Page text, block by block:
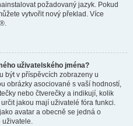
požadovaný jazyk. Pokud
vytvořit nový překlad. Více
®.
uživatelského jména?
být v příspěvcích zobrazeny u
obrázky asociované s vaší hodností,
nebo čtverečky a indikují, kolik
jakou mají uživatelé fóra funkci.
avatar a obecně se jedná o
uživatele.